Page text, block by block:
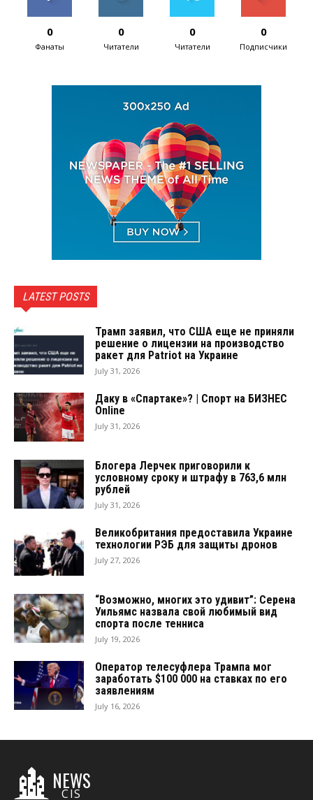
0
Фанаты
0
Читатели
0
Читатели
0
Подписчики
LATEST POSTS
Трамп заявил, что США еще не приняли
решение о лицензии на производство
ракет для Patriot на Украине
July 31, 2026
Даку в «Спартаке»? | Спорт на БИЗНЕС
Online
July 31, 2026
Блогера Лерчек приговорили к
условному сроку и штрафу в 763,6 млн
рублей
July 31, 2026
Великобритания предоставила Украине
технологии РЭБ для защиты дронов
July 27, 2026
“Возможно, многих это удивит”: Серена
Уильямс назвала свой любимый вид
спорта после тенниса
July 19, 2026
Оператор телесуфлера Трампа мог
заработать $100 000 на ставках по его
заявлениям
July 16, 2026
NEWS
CIS